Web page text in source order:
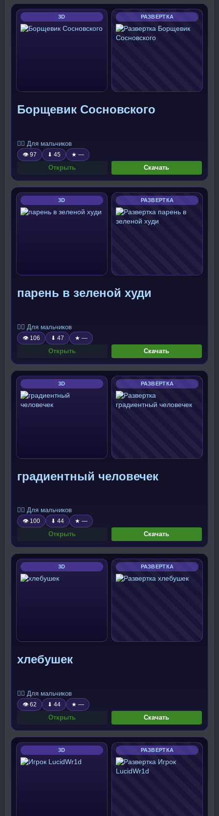
3D РАЗВЕРТКА
Борщевик Сосновского
🧍‍♂️ Для мальчиков
👁 97 ⬇ 45 ★ —
Открыть Скачать
3D РАЗВЕРТКА
парень в зеленой худи
🧍‍♂️ Для мальчиков
👁 106 ⬇ 47 ★ —
Открыть Скачать
3D РАЗВЕРТКА
градиентный человечек
🧍‍♂️ Для мальчиков
👁 100 ⬇ 44 ★ —
Открыть Скачать
3D РАЗВЕРТКА
хлебушек
🧍‍♂️ Для мальчиков
👁 62 ⬇ 44 ★ —
Открыть Скачать
3D РАЗВЕРТКА